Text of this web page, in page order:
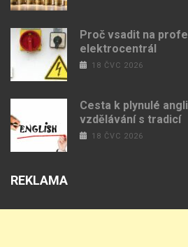
Proč vsadit na
elektrocentrál
18 ČVC 2026
Cesta k plynulé
vzdělávání s tradicí
18 ČVC 2026
REKLAMA